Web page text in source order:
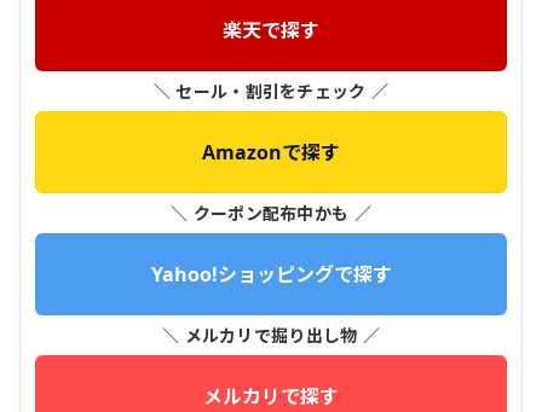
楽天で探す
＼ セール・割引をチェック ／
Amazonで探す
＼ クーポン配布中かも ／
Yahoo!ショッピングで探す
＼ メルカリで掘り出し物 ／
メルカリで探す